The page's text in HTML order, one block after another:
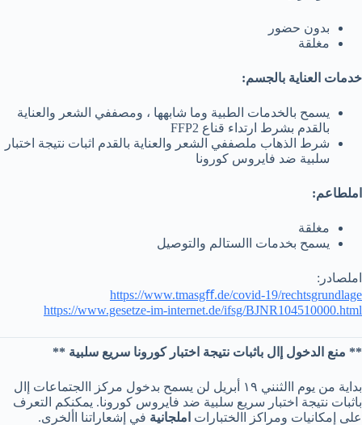
بدون حضور
مغلقة
خدمات العناية بالجسم:
يسمح بالخدمات الطبية وما شابهها ، ومصففي الشعر والعناية
بالقدم بشرط ارتداء قناع FFP2
شرط الذهاب ملصففي الشعر والعناية بالقدم اثبات نتيجة اختبار
سلبية ضد فايروس كورونا
املطاعم:
مغلقة
يسمح بخدمات االستالم والتوصيل
املصادر:
https://www.tmasgﬀ.de/covid-19/rechtsgrundlage
https://www.gesetze-im-internet.de/ifsg/BJNR104510000.html
** منع الدخول إال باثبات نتيجة اختبار كورونا سريع سلبية **
بداية من يوم االثنني ١٩ أبريل لن يسمح بدخول مركز االجتماعات إال
باثبات نتيجة اختبار سريع سلبية ضد فايروس كورونا. يمكنكم التعرف
على إمكانيات ومراكز االختبارات املجانية في إشعاراتنا األخرى.